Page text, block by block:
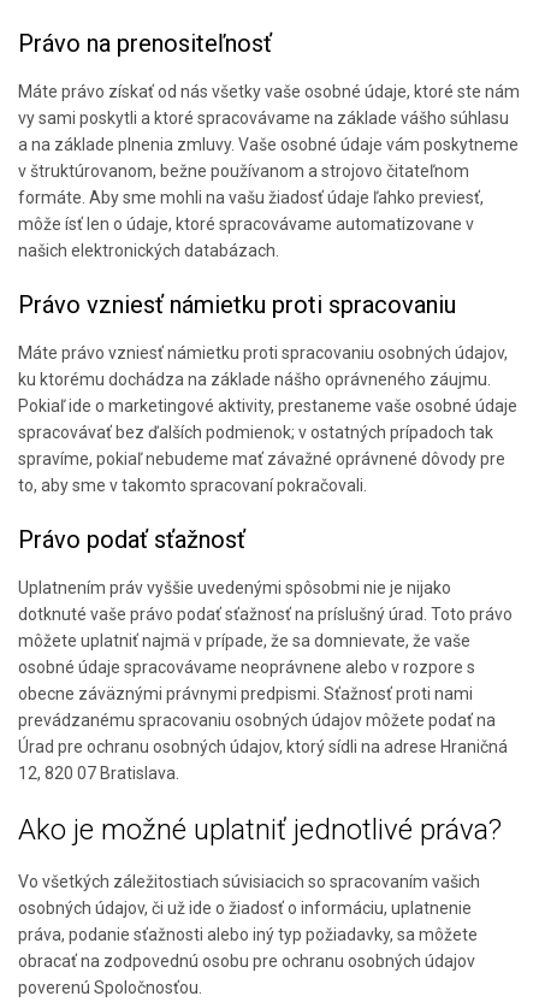
Právo na prenositeľnosť
Máte právo získať od nás všetky vaše osobné údaje, ktoré ste nám
vy sami poskytli a ktoré spracovávame na základe vášho súhlasu
a na základe plnenia zmluvy. Vaše osobné údaje vám poskytneme
v štruktúrovanom, bežne používanom a strojovo čitateľnom
formáte. Aby sme mohli na vašu žiadosť údaje ľahko previesť,
môže ísť len o údaje, ktoré spracovávame automatizovane v
našich elektronických databázach.
Právo vzniesť námietku proti spracovaniu
Máte právo vzniesť námietku proti spracovaniu osobných údajov,
ku ktorému dochádza na základe nášho oprávneného záujmu.
Pokiaľ ide o marketingové aktivity, prestaneme vaše osobné údaje
spracovávať bez ďalších podmienok; v ostatných prípadoch tak
spravíme, pokiaľ nebudeme mať závažné oprávnené dôvody pre
to, aby sme v takomto spracovaní pokračovali.
Právo podať sťažnosť
Uplatnením práv vyššie uvedenými spôsobmi nie je nijako
dotknuté vaše právo podať sťažnosť na príslušný úrad. Toto právo
môžete uplatniť najmä v prípade, že sa domnievate, že vaše
osobné údaje spracovávame neoprávnene alebo v rozpore s
obecne záväznými právnymi predpismi. Sťažnosť proti nami
prevádzanému spracovaniu osobných údajov môžete podať na
Úrad pre ochranu osobných údajov, ktorý sídli na adrese Hraničná
12, 820 07 Bratislava.
Ako je možné uplatniť jednotlivé práva?
Vo všetkých záležitostiach súvisiacich so spracovaním vašich
osobných údajov, či už ide o žiadosť o informáciu, uplatnenie
práva, podanie sťažnosti alebo iný typ požiadavky, sa môžete
obracať na zodpovednú osobu pre ochranu osobných údajov
poverenú Spoločnosťou.